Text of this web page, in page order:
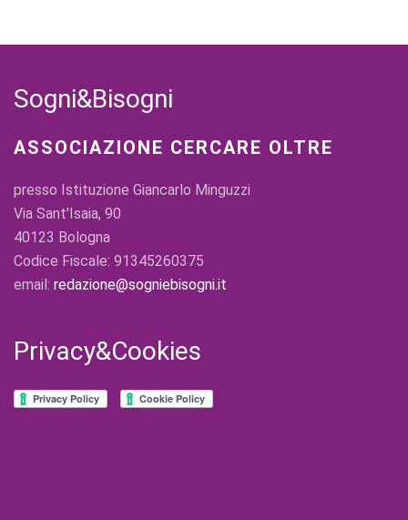
Sogni&Bisogni
ASSOCIAZIONE CERCARE OLTRE
presso Istituzione Giancarlo Minguzzi
Via Sant'Isaia, 90
40123 Bologna
Codice Fiscale: 91345260375
email: redazione@sogniebisogni.it
Privacy&Cookies